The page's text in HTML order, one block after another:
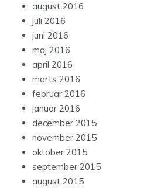
august 2016
juli 2016
juni 2016
maj 2016
april 2016
marts 2016
februar 2016
januar 2016
december 2015
november 2015
oktober 2015
september 2015
august 2015